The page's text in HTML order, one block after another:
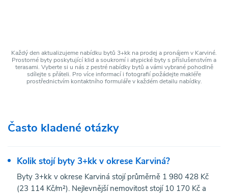
Každý den aktualizujeme nabídku bytů 3+kk na prodej a pronájem v Karviné.
Prostorné byty poskytující klid a soukromí i atypické byty s příslušenstvím a
terasami. Vyberte si u nás z pestré nabídky bytů a vámi vybrané pohodlně
sdílejte s přáteli. Pro více informací i fotografií požádejte makléře
prostřednictvím kontaktního formuláře v každém detailu nabídky.
Často kladené otázky
Kolik stojí byty 3+kk v okrese Karviná?
Byty 3+kk v okrese Karviná stojí průměrně 1 980 428 Kč
(23 114 Kč/m²). Nejlevnější nemovitost stojí 10 170 Kč a